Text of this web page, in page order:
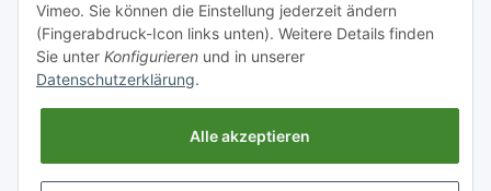
Vimeo. Sie können die Einstellung jederzeit ändern
(Fingerabdruck-Icon links unten). Weitere Details finden
Sie unter Konfigurieren und in unserer
Datenschutzerklärung.
Alle akzeptieren